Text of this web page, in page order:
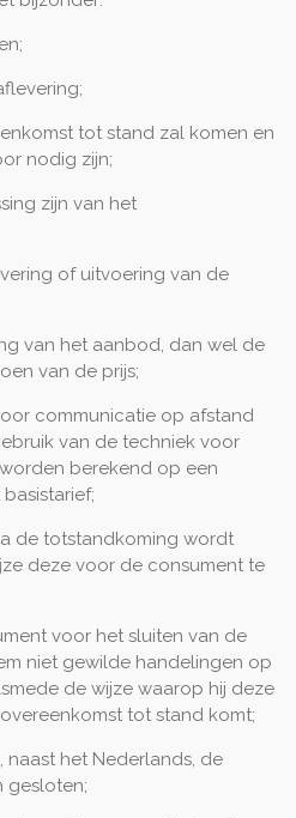
tot stand zal komen en
nodig zijn;
zijn van het
of uitvoering van de
van het aanbod, dan wel de
van de prijs;
communicatie op afstand
van de techniek voor
berekend op een
de totstandkoming wordt
deze voor de consument te
voor het sluiten van de
niet gewilde handelingen op
de wijze waarop hij deze
tot stand komt;
naast het Nederlands, de
gesloten;